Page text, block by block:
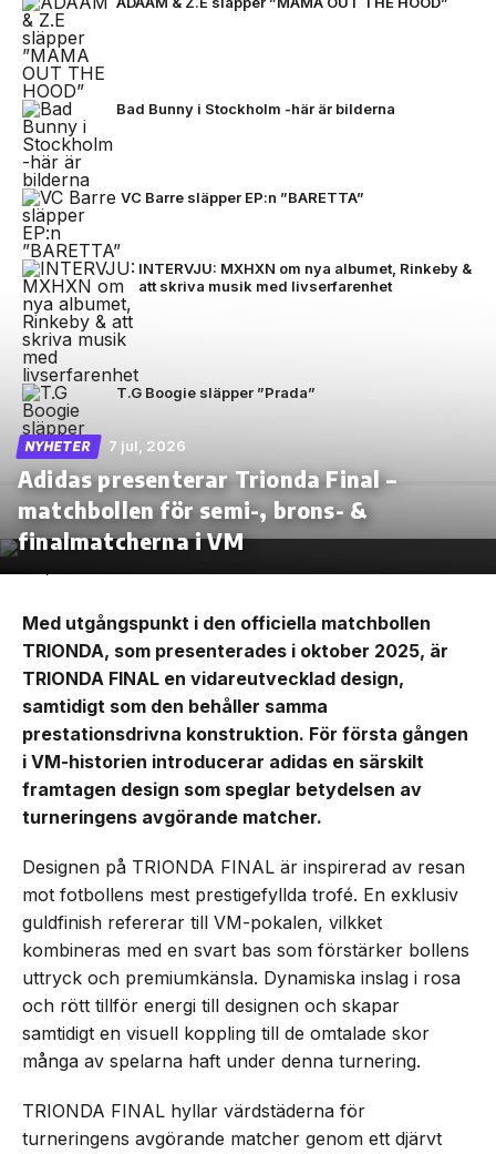
Bad Bunny i Stockholm -här är bilderna
VC Barre släpper EP:n ”BARETTA”
INTERVJU: MXHXN om nya albumet, Rinkeby &
att skriva musik med livserfarenhet
T.G Boogie släpper ”Prada”
NYHETER 7 jul, 2026
Adidas presenterar Trionda Final –
matchbollen för semi-, brons- &
finalmatcherna i VM
Med utgångspunkt i den officiella matchbollen
TRIONDA, som presenterades i oktober 2025, är
TRIONDA FINAL en vidareutvecklad design,
samtidigt som den behåller samma
prestationsdrivna konstruktion. För första gången
i VM-historien introducerar adidas en särskilt
framtagen design som speglar betydelsen av
turneringens avgörande matcher.
Designen på TRIONDA FINAL är inspirerad av resan
mot fotbollens mest prestigefyllda trofé. En exklusiv
guldfinish refererar till VM-pokalen, vilkket
kombineras med en svart bas som förstärker bollens
uttryck och premiumkänsla. Dynamiska inslag i rosa
och rött tillför energi till designen och skapar
samtidigt en visuell koppling till de omtalade skor
många av spelarna haft under denna turnering.
TRIONDA FINAL hyllar värdstäderna för
turneringens avgörande matcher genom ett djärvt